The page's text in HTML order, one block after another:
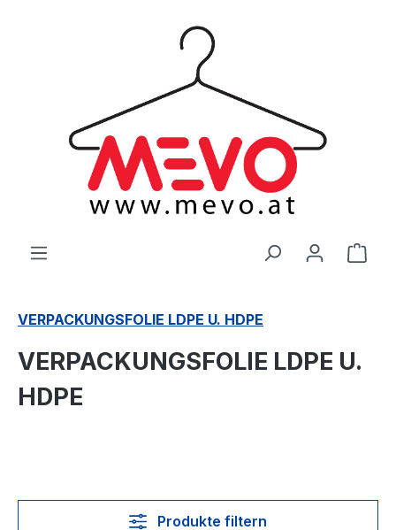
VERPACKUNGSFOLIE LDPE U. HDPE
VERPACKUNGSFOLIE LDPE U.
HDPE
Produkte filtern